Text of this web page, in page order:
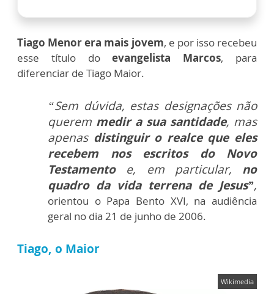
Tiago Menor era mais jovem, e por isso recebeu
esse título doevangelista Marcos, para
diferenciar de Tiago Maior.
“Sem dúvida, estas designações não
querem medir a sua santidade, mas
apenasdistinguir o realce que eles
recebem nos escritos do Novo
Testamento e, em particular, no
quadro da vida terrena de Jesus”,
orientou o Papa Bento XVI, na audiência
geral no dia 21 de junho de 2006.
Tiago, o Maior
Wikimedia